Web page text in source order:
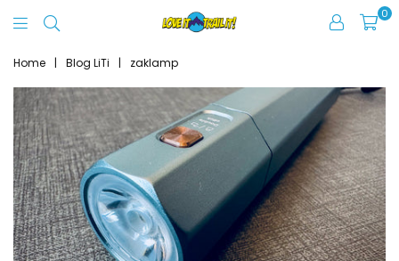
It
Trail
It
0
Home | Blog LiTi | zaklamp